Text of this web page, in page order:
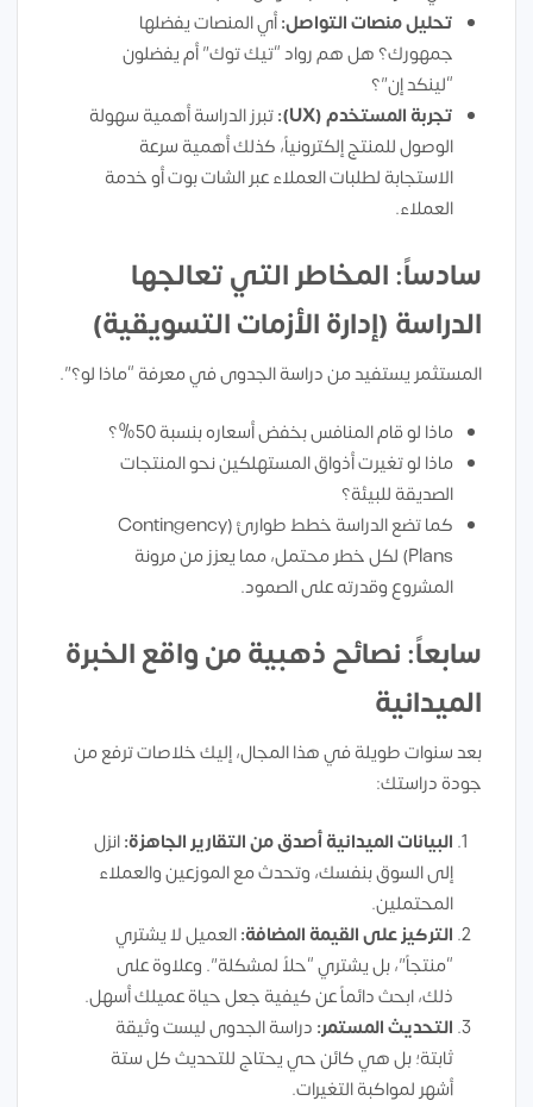
تحليل منصات التواصل:أي المنصات يفضلها
جمهورك؟ هل هم رواد “تيك توك” أم يفضلون
“لينكد إن”؟
تجربة المستخدم (UX):
تبرز الدراسة أهمية سهولة
الوصول للمنتج إلكترونياً، كذلك أهمية سرعة
الاستجابة لطلبات العملاء عبر الشات بوت أو خدمة
العملاء.
سادساً: المخاطر التي تعالجها
الدراسة (إدارة الأزمات التسويقية)
المستثمر يستفيد من دراسة الجدوى في معرفة “ماذا لو؟”.
ماذا لو قام المنافس بخفض أسعاره بنسبة 50%؟
ماذا لو تغيرت أذواق المستهلكين نحو المنتجات
الصديقة للبيئة؟
كما تضع الدراسة خطط طوارئ (Contingency
Plans) لكل خطر محتمل، مما يعزز من مرونة
المشروع وقدرته على الصمود.
سابعاً: نصائح ذهبية من واقع الخبرة
الميدانية
بعد سنوات طويلة في هذا المجال، إليك خلاصات ترفع من
جودة دراستك:
البيانات الميدانية أصدق من التقارير الجاهزة:انزل
إلى السوق بنفسك، وتحدث مع الموزعين والعملاء
المحتملين.
التركيز على القيمة المضافة:العميل لا يشتري
“منتجاً”، بل يشتري “حلاً لمشكلة”. وعلاوة على
ذلك، ابحث دائماً عن كيفية جعل حياة عميلك أسهل.
التحديث المستمر: دراسة الجدوى ليست وثيقة
ثابتة؛ بل هي كائن حي يحتاج للتحديث كل ستة
أشهر لمواكبة التغيرات.